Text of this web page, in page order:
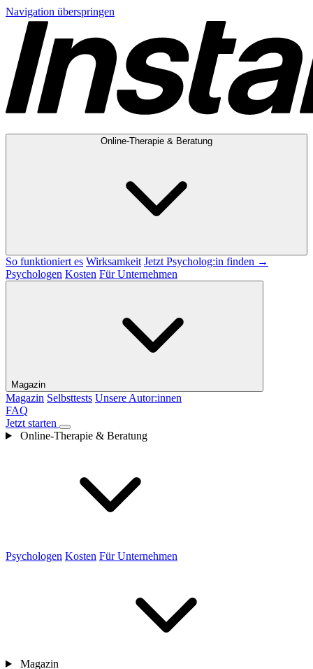
Navigation überspringen
Online-Therapie & Beratung
So funktioniert es Wirksamkeit Jetzt Psycholog:in finden →
Psychologen Kosten Für Unternehmen
Magazin
Magazin Selbsttests Unsere Autor:innen
FAQ
Jetzt starten
Online-Therapie & Beratung
Psychologen Kosten Für Unternehmen
Magazin